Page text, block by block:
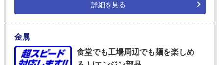
詳細を見る
金属
食堂でも工場周辺でも麺を楽しめ